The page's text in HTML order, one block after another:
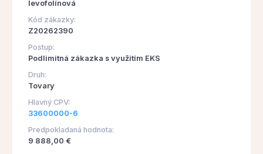
levofolínová
Kód zákazky:
Z20262390
Postup:
Podlimitná zákazka s využitím EKS
Druh:
Tovary
Hlavný CPV:
33600000-6
Predpokladaná hodnota:
9 888,00 €